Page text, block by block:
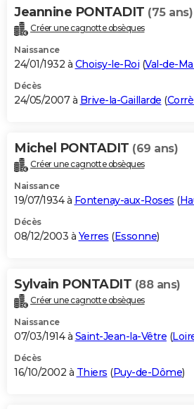
Jeannine PONTADIT (75 ans)
Créer une cagnotte obsèques
Naissance
24/01/1932 à Choisy-le-Roi (Val-de-
Décès
24/05/2007 à Brive-la-Gaillarde (
Michel PONTADIT (69 ans)
Créer une cagnotte obsèques
Naissance
19/07/1934 à Fontenay-aux-Roses (
Décès
08/12/2003 à Yerres (Essonne)
Sylvain PONTADIT (88 ans)
Créer une cagnotte obsèques
Naissance
07/03/1914 à Saint-Jean-la-Vêtre (
Décès
16/10/2002 à Thiers (Puy-de-Dôme)